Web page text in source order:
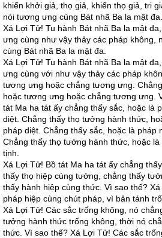
khiến khởi giả, thọ giả, khiến thọ giả, tri
nói tương ưng cùng Bát nhã Ba la mật đa.
Xá Lợi Tử! Tu hành Bát nhã Ba la mật
ưng cùng như vậy thảy các pháp không,
cùng Bát nhã Ba la mật đa.
Xá Lợi Tử! Tu hành Bát nhã Ba la mật
ưng cùng với như vậy thảy các pháp
tương ưng hoặc chẳng tương ưng.
hoặc tương ưng hoặc chẳng tương ưng.
tát Ma ha tát ấy chẳng thấy sắc, hoặc là
diệt. Chẳng thấy thọ tưởng hành thức,
pháp diệt. Chẳng thấy sắc, hoặc là pháp
Chẳng thấy thọ tưởng hành thức, hoặc
tịnh.
Xá Lợi Tử! Bồ tát Ma ha tát ấy chẳng
thấy thọ hiệp cùng tưởng, chẳng thấy
thấy hành hiệp cùng thức. Vì sao thế?
pháp hiệp cùng chút pháp, vì bản tánh
Xá Lợi Tử! Các sắc trống không, nó
tưởng hành thức trống không, thời nó
thức. Vì sao thế? Xá Lợi Tử! Các sắc